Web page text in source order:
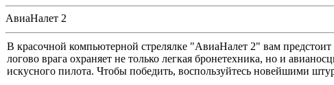
АвиаНалет 2
В красочной компьютерной стрелялке "АвиаНалет 2" вам
логово врага охраняет не только легкая бронетехника, но и
искусного пилота. Чтобы победить, воспользуйтесь новейшими